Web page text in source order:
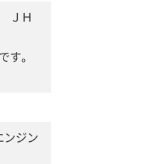
ＪＨ
す。
ンジン